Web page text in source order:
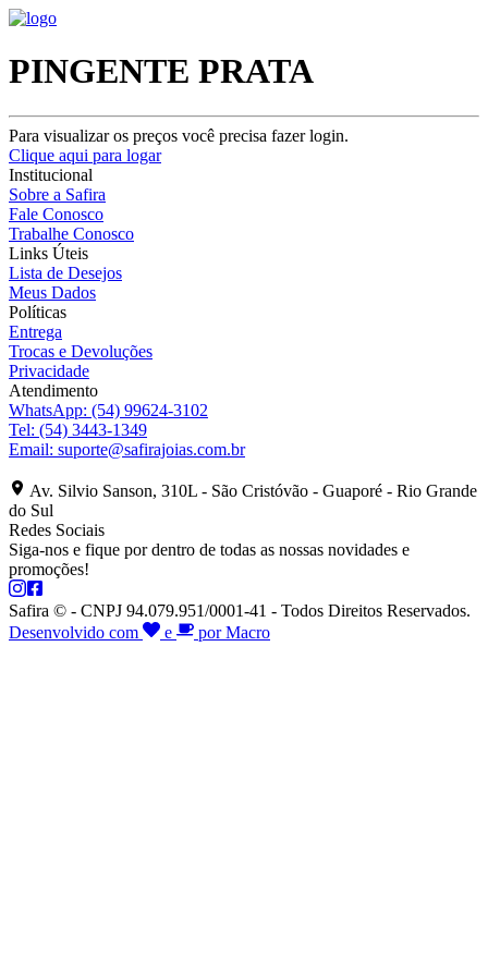
PINGENTE PRATA
Para visualizar os preços você precisa fazer login.
Clique aqui para logar
Institucional
Sobre a Safira
Fale Conosco
Trabalhe Conosco
Links Úteis
Lista de Desejos
Meus Dados
Políticas
Entrega
Trocas e Devoluções
Privacidade
Atendimento
WhatsApp: (54) 99624-3102
Tel: (54) 3443-1349
Email: suporte@safirajoias.com.br
Av. Silvio Sanson, 310L - São Cristóvão - Guaporé - Rio Grande
do Sul
Redes Sociais
Siga-nos e fique por dentro de todas as nossas novidades e
promoções!
Safira © - CNPJ 94.079.951/0001-41 - Todos Direitos Reservados.
Desenvolvido com
e por Macro